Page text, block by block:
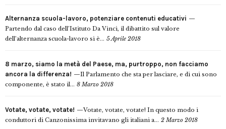
Alternanza scuola-lavoro, potenziare contenuti educativi
Partendo dal caso dell’Istituto Da Vinci, il dibattito sul valore
dell’alternanza scuola-lavoro si è... 5 Aprile 2018
8 marzo, siamo la metà del Paese, ma, purtroppo, non facciamo
ancora la differenza!
Il Parlamento che sta per lasciare, e di cui sono
componente, è stato il... 8 Marzo 2018
Votate, votate, votate!
Votate, votate, votate! In questo modo i
conduttori di Canzonissima invitavano gli italiani a... 2 Marzo 2018